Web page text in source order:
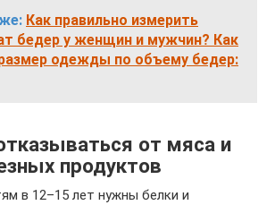
Как правильно измерить
бедер у женщин и мужчин? Как
одежды по объему бедер:
от мяса и
продуктов
в 12–15 лет нужны белки и